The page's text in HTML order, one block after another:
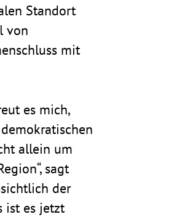
Standort
von
mit
es mich,
allein um
sagt
der
ist es jetzt